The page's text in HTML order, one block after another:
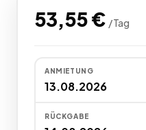
53,55€ /Tag
ANMIETUNG
RÜCKGABE